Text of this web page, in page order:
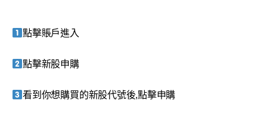
點擊賬戶進入
點擊新股申購
看到你想購買的新股代號後,點擊申購